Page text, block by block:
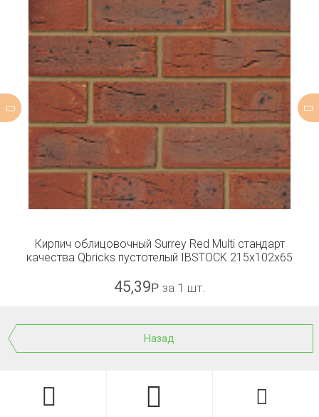
Кирпич облицовочный Surrey Red Multi стандарт
качества Qbricks пустотелый IBSTOCK 215x102x65
45,39Р за 1 шт.
Назад